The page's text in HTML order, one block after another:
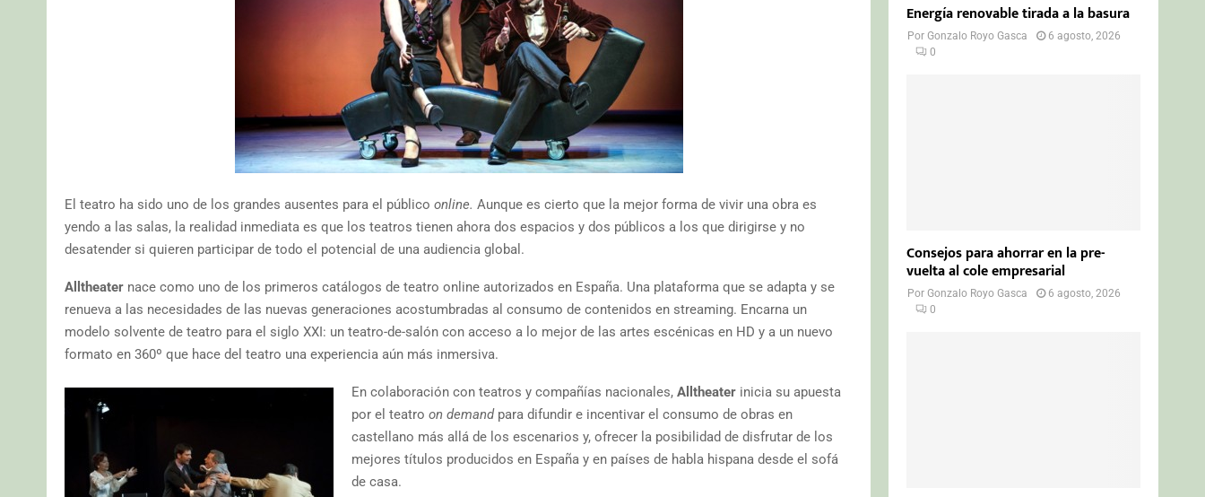
El teatro ha sido uno de los grandes ausentes para el público online. Aunque es cierto que la mejor forma de vivir una obra es
yendo a las salas, la realidad inmediata es que los teatros tienen ahora dos espacios y dos públicos a los que dirigirse y no
desatender si quieren participar de todo el potencial de una audiencia global.
Alltheater nace como uno de los primeros catálogos de teatro online autorizados en España. Una plataforma que se adapta y se
renueva a las necesidades de las nuevas generaciones acostumbradas al consumo de contenidos en streaming. Encarna un
modelo solvente de teatro para el siglo XXI: un teatro-de-salón con acceso a lo mejor de las artes escénicas en HD y a un nuevo
formato en 360º que hace del teatro una experiencia aún más inmersiva.
En colaboración con teatros y compañías nacionales, Alltheaterinicia su apuesta
por el teatro on demandpara difundir e incentivar el consumo de obras en
castellano más allá de los escenarios y, ofrecer la posibilidad de disfrutar de los
mejores títulos producidos en España y en países de habla hispana desde el sofá
de casa.
Energía renovable tirada a la basura
PorGonzalo Royo Gasca
6 agosto, 2026
0
Consejos para ahorrar en la pre-
vuelta al cole empresarial
PorGonzalo Royo Gasca
6 agosto, 2026
0